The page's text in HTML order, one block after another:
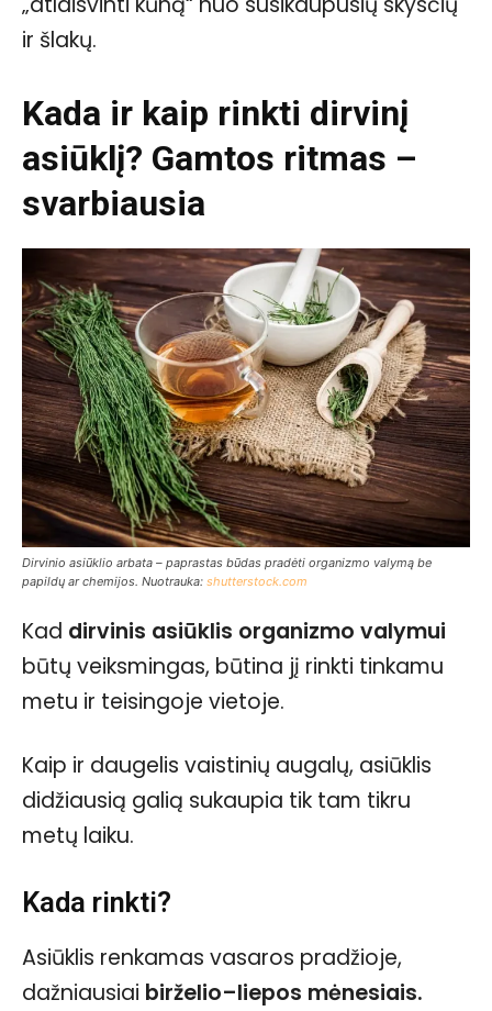
ir šlakų.
Kada ir kaip rinkti dirvinį
asiūklį? Gamtos ritmas –
svarbiausia
Dirvinio asiūklio arbata – paprastas būdas pradėti organizmo valymą be
papildų ar chemijos. Nuotrauka: shutterstock.com
Kad dirvinis asiūklis organizmo valymui
būtų veiksmingas, būtina jį rinkti tinkamu
metu ir teisingoje vietoje.
Kaip ir daugelis vaistinių augalų, asiūklis
didžiausią galią sukaupia tik tam tikru
metų laiku.
Kada rinkti?
Asiūklis renkamas vasaros pradžioje,
dažniausiai birželio–liepos mėnesiais.